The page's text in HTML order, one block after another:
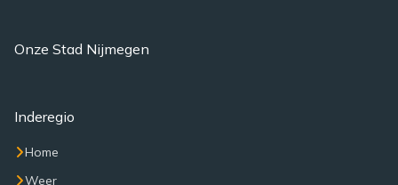
Onze Stad Nijmegen
Inderegio
Home
Weer